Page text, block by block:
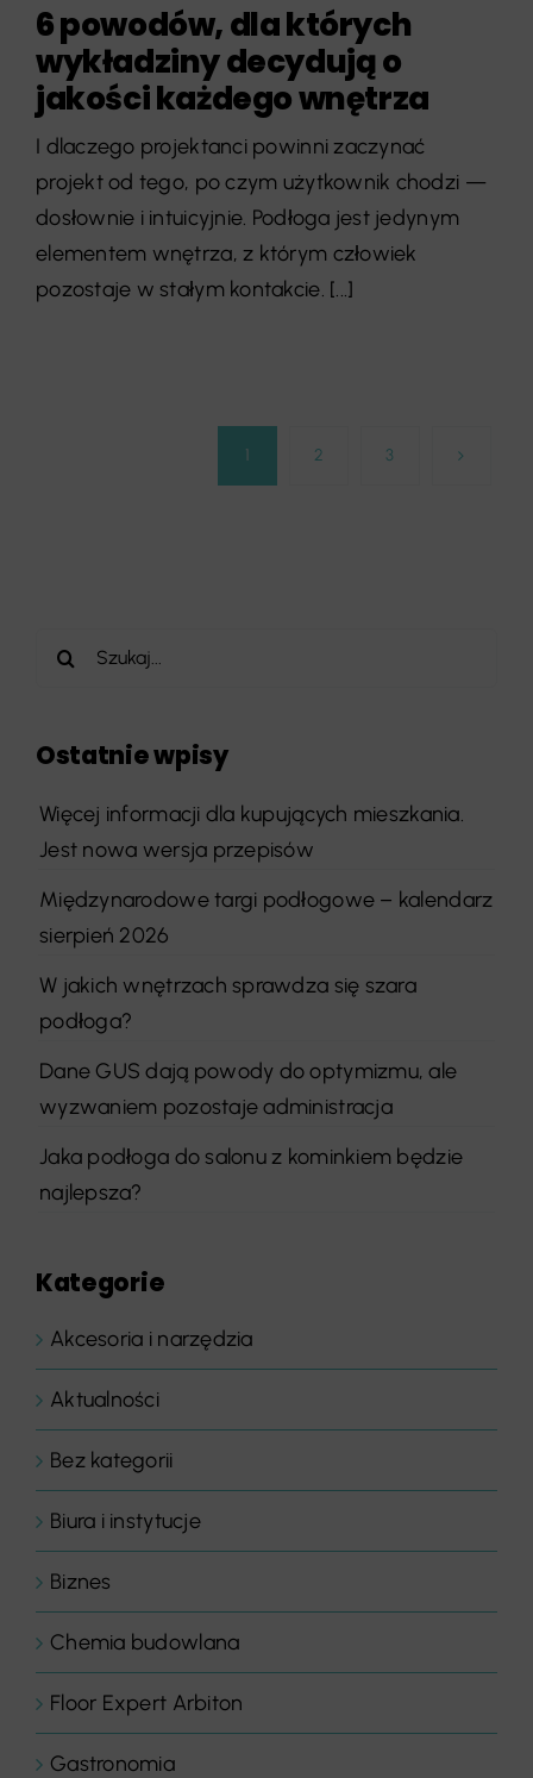
6 powodów, dla których
wykładziny decydują o
jakości każdego wnętrza
I dlaczego projektanci powinni zaczynać
projekt od tego, po czym użytkownik chodzi —
dosłownie i intuicyjnie. Podłoga jest jedynym
elementem wnętrza, z którym człowiek
pozostaje w stałym kontakcie. [...]
1 2 3
Szukaj
Ostatnie wpisy
Więcej informacji dla kupujących mieszkania.
Jest nowa wersja przepisów
Międzynarodowe targi podłogowe – kalendarz
sierpień 2026
W jakich wnętrzach sprawdza się szara
podłoga?
Dane GUS dają powody do optymizmu, ale
wyzwaniem pozostaje administracja
Jaka podłoga do salonu z kominkiem będzie
najlepsza?
Kategorie
Akcesoria i narzędzia
Aktualności
Bez kategorii
Biura i instytucje
Biznes
Chemia budowlana
Floor Expert Arbiton
Gastronomia